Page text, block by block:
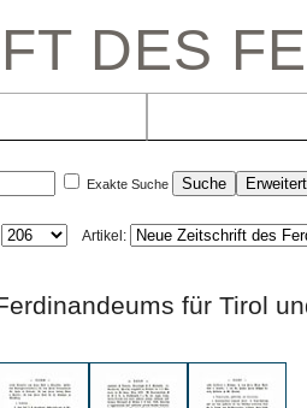
DES
Exakte Suche
Artikel:
Ferdinandeums für